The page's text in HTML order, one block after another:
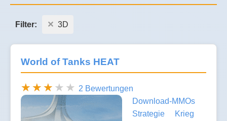
Filter: 3D
World of Tanks HEAT
2 Bewertungen
Download-MMOs
Strategie
Krieg